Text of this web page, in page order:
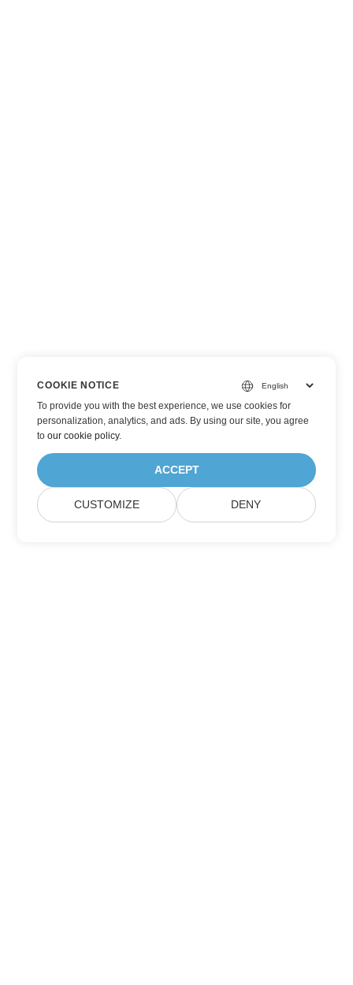
COOKIE NOTICE
To provide you with the best experience, we use cookies for
personalization, analytics, and ads. By using our site, you agree
toour cookie policy.
ACCEPT
CUSTOMIZE DENY